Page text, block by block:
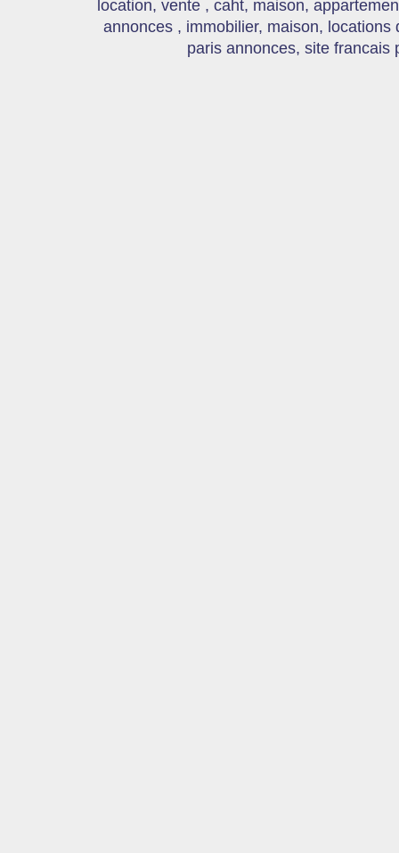
location, vente , caht, maison,
annonces , immobilier, maison,
paris annonces, site francais